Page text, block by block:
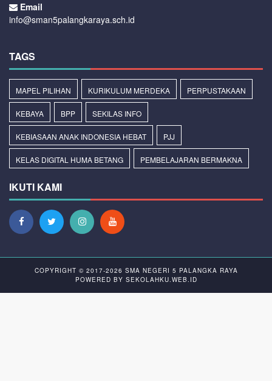
Email
info@sman5palangkaraya.sch.id
TAGS
MAPEL PILIHAN KURIKULUM MERDEKA PERPUSTAKAAN
KEBAYA BPP SEKILAS INFO
KEBIASAAN ANAK INDONESIA HEBAT PJJ
KELAS DIGITAL HUMA BETANG PEMBELAJARAN BERMAKNA
IKUTI KAMI
COPYRIGHT © 2017-2026 SMA NEGERI 5 PALANGKA RAYA
POWERED BY SEKOLAHKU.WEB.ID